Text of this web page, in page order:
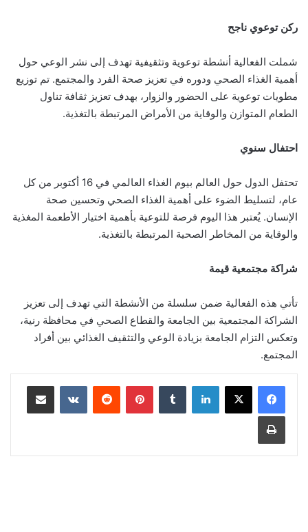
ركن توعوي ناجح
شملت الفعالية أنشطة توعوية وتثقيفية تهدف إلى نشر الوعي حول
أهمية الغذاء الصحي ودوره في تعزيز صحة الفرد والمجتمع. تم توزيع
مطويات توعوية على الحضور والزوار، بهدف تعزيز ثقافة تناول
الطعام المتوازن والوقاية من الأمراض المرتبطة بالتغذية.
احتفال سنوي
تحتفل الدول حول العالم بيوم الغذاء العالمي في 16 أكتوبر من كل
عام، لتسليط الضوء على أهمية الغذاء الصحي وتحسين صحة
الإنسان. يُعتبر هذا اليوم فرصة للتوعية بأهمية اختيار الأطعمة المغذية
والوقاية من المخاطر الصحية المرتبطة بالتغذية.
شراكة مجتمعية قيمة
تأتي هذه الفعالية ضمن سلسلة من الأنشطة التي تهدف إلى تعزيز
الشراكة المجتمعية بين الجامعة والقطاع الصحي في محافظة رنية،
وتعكس التزام الجامعة بزيادة الوعي والتثقيف الغذائي بين أفراد
المجتمع.
لينكدإن بينتيريست